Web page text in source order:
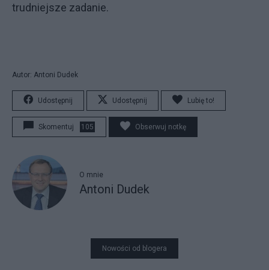
trudniejsze zadanie.
Autor: Antoni Dudek
Udostępnij Udostępnij Lubię to!
Skomentuj 105 Obserwuj notkę
O mnie
Antoni Dudek
Nowości od blogera